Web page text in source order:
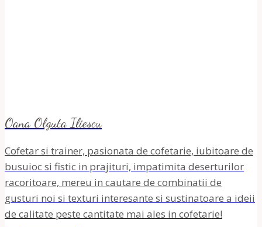
Oana Olguta Iliescu
Cofetar si trainer, pasionata de cofetarie, iubitoare de
busuioc si fistic in prajituri, impatimita deserturilor
racoritoare, mereu in cautare de combinatii de
gusturi noi si texturi interesante si sustinatoare a ideii
de calitate peste cantitate mai ales in cofetarie!